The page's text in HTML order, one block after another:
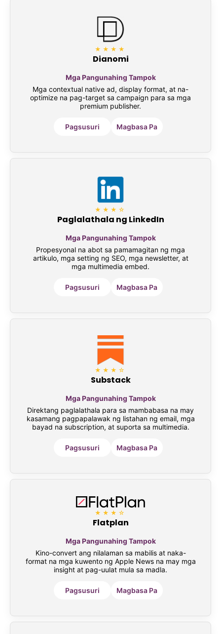
★★★★
Dianomi
Mga Pangunahing Tampok
Mga contextual native ad, display format, at na-
optimize na pag-target sa campaign para sa mga
premium publisher.
Pagsusuri Magbasa Pa
★★★☆
Paglalathala ng LinkedIn
Mga Pangunahing Tampok
Propesyonal na abot sa pamamagitan ng mga
artikulo, mga setting ng SEO, mga newsletter, at
mga multimedia embed.
Pagsusuri Magbasa Pa
★★★☆
Substack
Mga Pangunahing Tampok
Direktang paglalathala para sa mambabasa na may
kasamang pagpapalawak ng listahan ng email, mga
bayad na subscription, at suporta sa multimedia.
Pagsusuri Magbasa Pa
★★★☆
Flatplan
Mga Pangunahing Tampok
Kino-convert ang nilalaman sa mabilis at naka-
format na mga kuwento ng Apple News na may mga
insight at pag-uulat mula sa madla.
Pagsusuri Magbasa Pa